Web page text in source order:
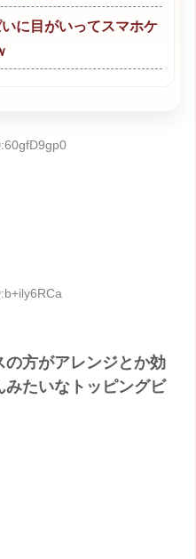
に目がいってスマホケ
方がアレンジとか効
みたいなトッピングビ